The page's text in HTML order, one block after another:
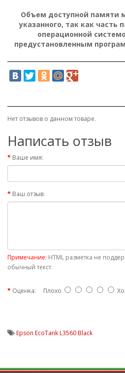
Объем доступной памяти
указанного, так как часть
операционной
предустановленным
Нет отзывов о данном товаре.
Написать отзыв
Ваше имя:
Ваш отзыв:
Примечание: HTML разметка не
обычный текст.
Оценка: Плохо
Epson EcoTank L3560 Black